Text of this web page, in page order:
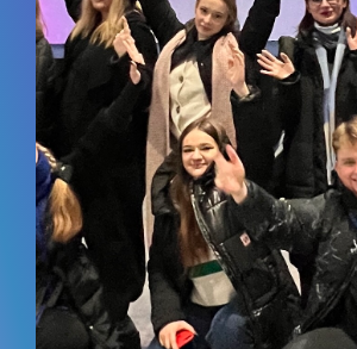
АБІТУРІЄНТУ
РЕЄСТРАЦІЯ
КУРСИ
МОТИВАЦІЙНИЙ
ПРАВИЛА ПРИЙОМУ
ПЕРЕЛІК
НОВИНИ ЗІРКОВОГО